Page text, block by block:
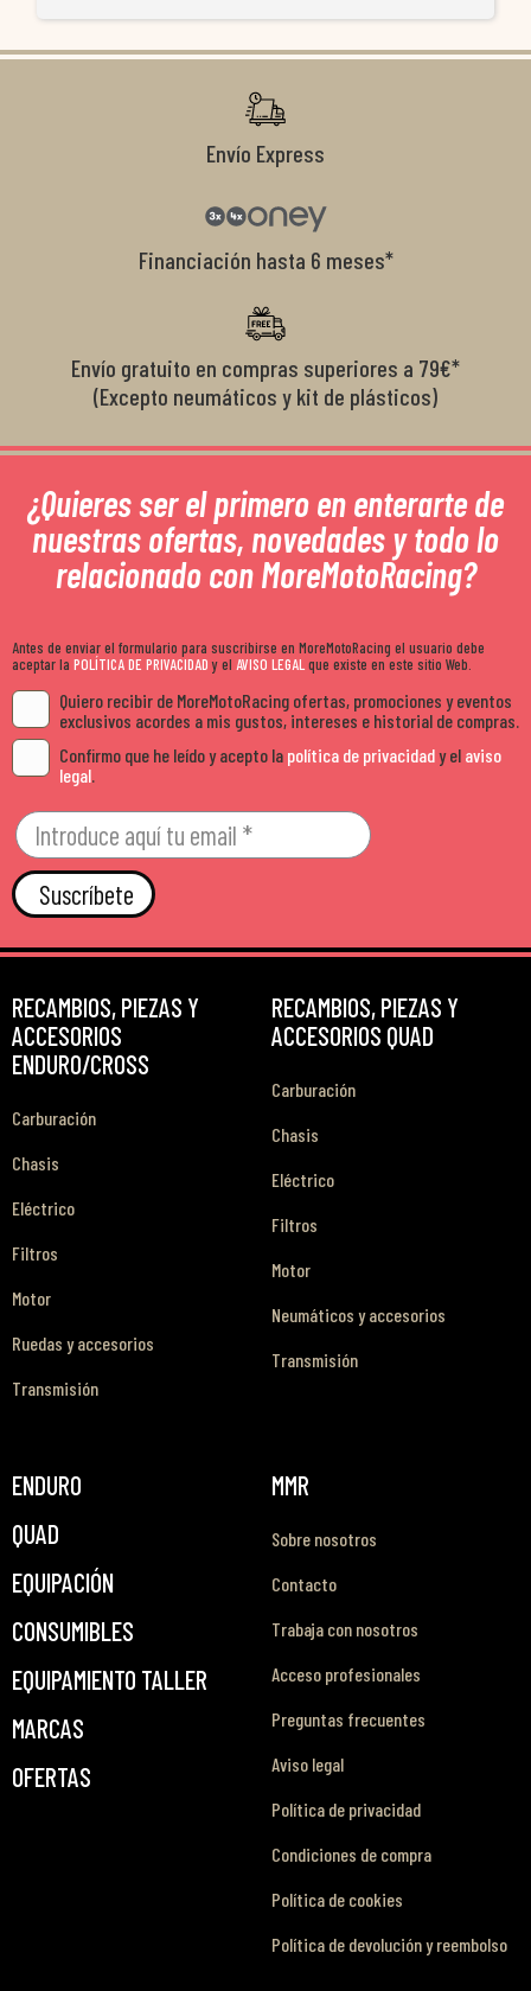
Envío Express
Financiación hasta 6 meses*
Envío gratuito en compras superiores a 79€*
(Excepto neumáticos y kit de plásticos)
¿Quieres ser el primero en enterarte de
nuestras ofertas, novedades y todo lo
relacionado con MoreMotoRacing?
Antes de enviar el formulario para suscribirse en MoreMotoRacing el usuario debe
aceptar la POLÍTICA DE PRIVACIDADy el AVISO LEGALque existe en este sitio Web.
Quiero recibir de MoreMotoRacing ofertas, promociones y eventos
exclusivos acordes a mis gustos, intereses e historial de compras.
Confirmo que he leído y acepto la política de privacidady el aviso
legal.
Suscríbete
RECAMBIOS, PIEZAS Y
ACCESORIOS
ENDURO/CROSS
Carburación
Chasis
Eléctrico
Filtros
Motor
Ruedas y accesorios
Transmisión
RECAMBIOS, PIEZAS Y
ACCESORIOS QUAD
Carburación
Chasis
Eléctrico
Filtros
Motor
Neumáticos y accesorios
Transmisión
ENDURO
QUAD
EQUIPACIÓN
CONSUMIBLES
EQUIPAMIENTO TALLER
MARCAS
OFERTAS
MMR
Sobre nosotros
Contacto
Trabaja con nosotros
Acceso profesionales
Preguntas frecuentes
Aviso legal
Política de privacidad
Condiciones de compra
Política de cookies
Política de devolución y reembolso